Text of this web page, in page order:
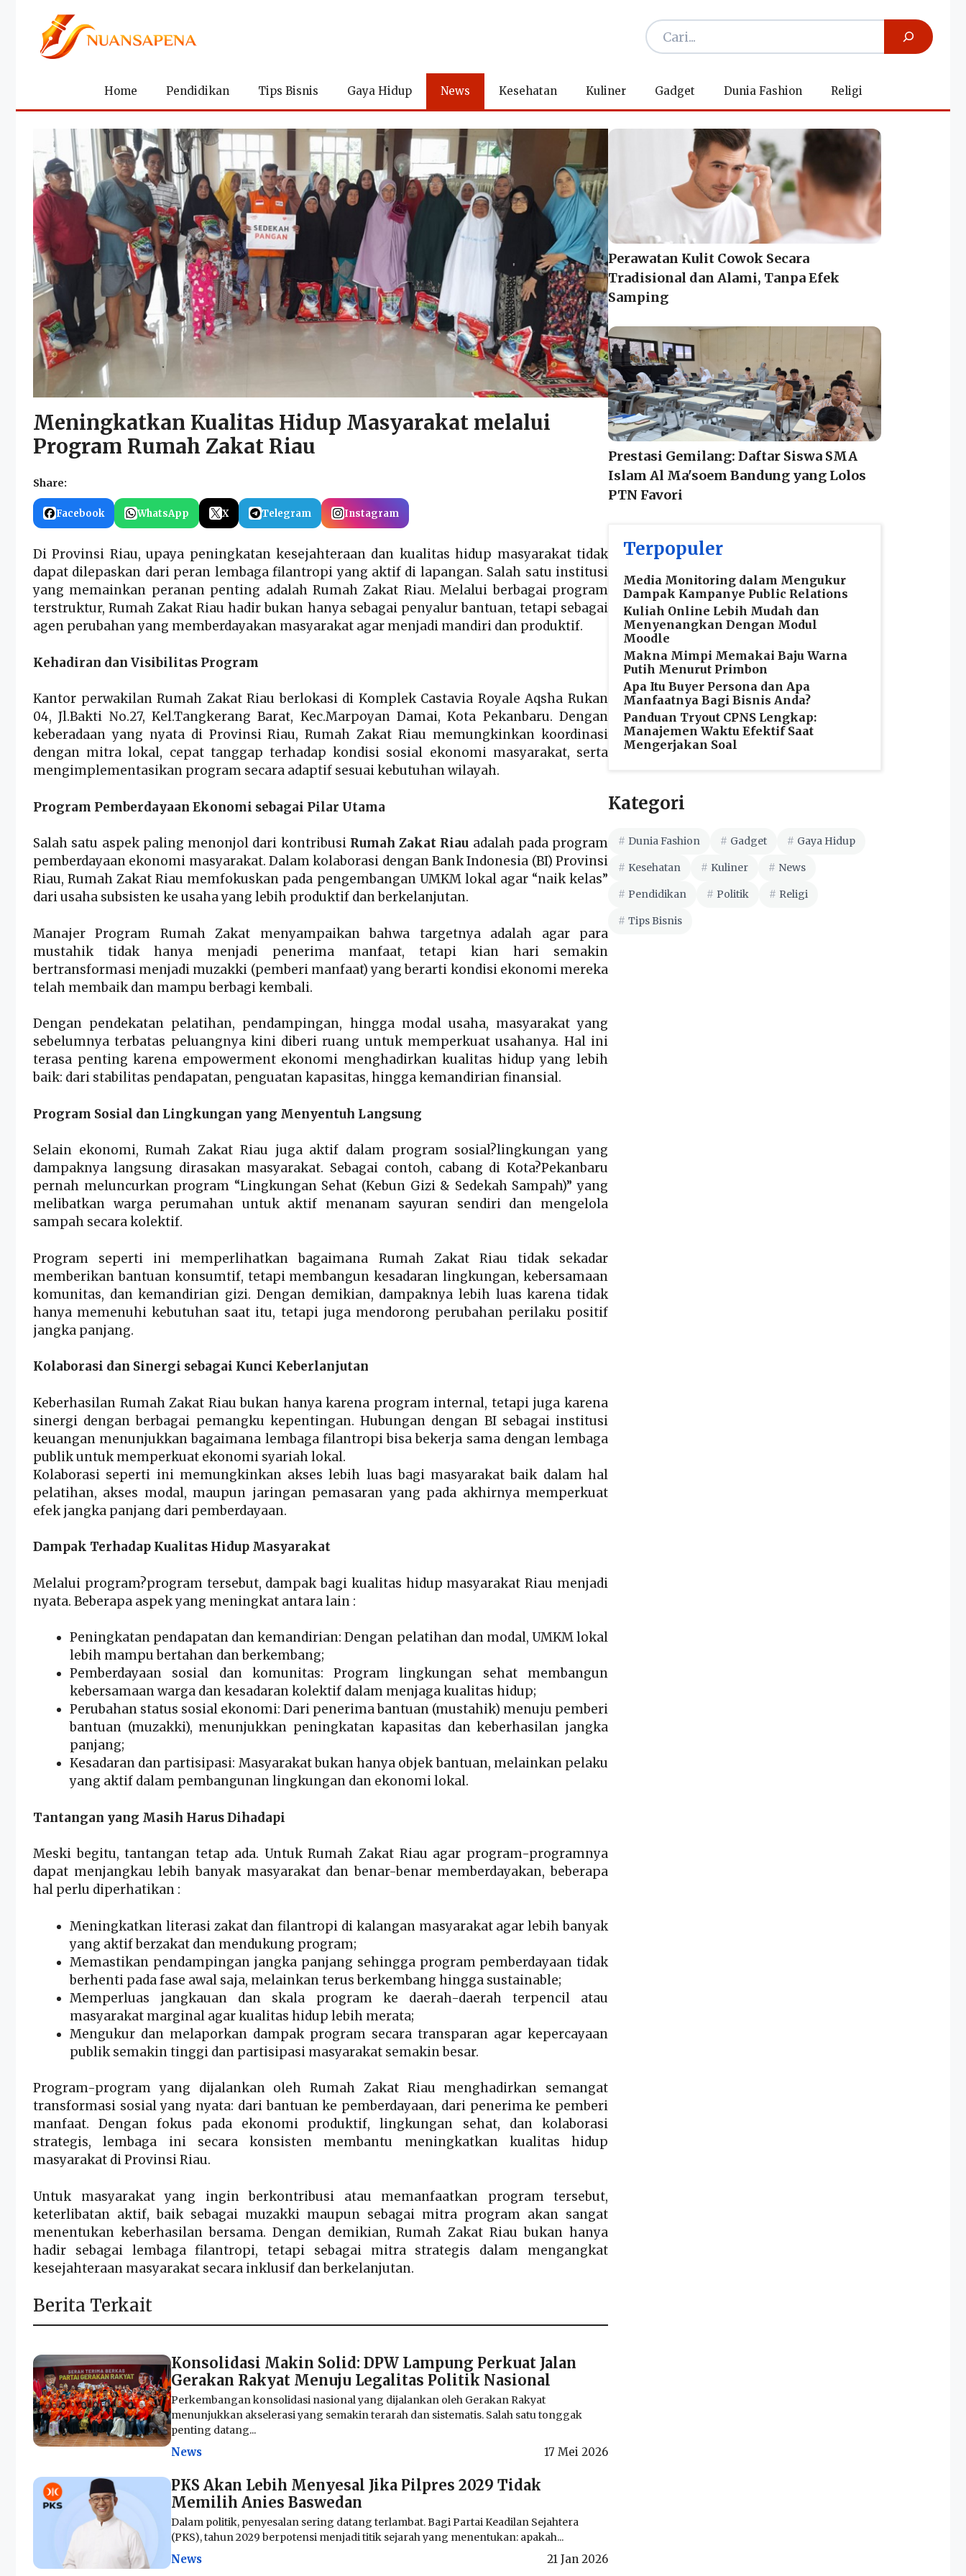
Home Pendidikan Tips Bisnis Gaya Hidup News Kesehatan Kuliner Gadget Dunia Fashion Religi
Meningkatkan Kualitas Hidup Masyarakat melalui
Program Rumah Zakat Riau
Share:
Facebook WhatsApp X Telegram Instagram
Di Provinsi Riau, upaya peningkatan kesejahteraan dan kualitas hidup masyarakat tidak
dapat dilepaskan dari peran lembaga filantropi yang aktif di lapangan. Salah satu institusi
yang memainkan peranan penting adalah Rumah Zakat Riau. Melalui berbagai program
terstruktur, Rumah Zakat Riau hadir bukan hanya sebagai penyalur bantuan, tetapi sebagai
agen perubahan yang memberdayakan masyarakat agar menjadi mandiri dan produktif.
Kehadiran dan Visibilitas Program
Kantor perwakilan Rumah Zakat Riau berlokasi di Komplek Castavia Royale Aqsha Rukan
04, Jl.Bakti No.27, Kel.Tangkerang Barat, Kec.Marpoyan Damai, Kota Pekanbaru. Dengan
keberadaan yang nyata di Provinsi Riau, Rumah Zakat Riau memungkinkan koordinasi
dengan mitra lokal, cepat tanggap terhadap kondisi sosial ekonomi masyarakat, serta
mengimplementasikan program secara adaptif sesuai kebutuhan wilayah.
Program Pemberdayaan Ekonomi sebagai Pilar Utama
Salah satu aspek paling menonjol dari kontribusi Rumah Zakat Riau adalah pada program
pemberdayaan ekonomi masyarakat. Dalam kolaborasi dengan Bank Indonesia (BI) Provinsi
Riau, Rumah Zakat Riau memfokuskan pada pengembangan UMKM lokal agar “naik kelas”
dari usaha subsisten ke usaha yang lebih produktif dan berkelanjutan.
Manajer Program Rumah Zakat menyampaikan bahwa targetnya adalah agar para
mustahik tidak hanya menjadi penerima manfaat, tetapi kian hari semakin
bertransformasi menjadi muzakki (pemberi manfaat) yang berarti kondisi ekonomi mereka
telah membaik dan mampu berbagi kembali.
Dengan pendekatan pelatihan, pendampingan, hingga modal usaha, masyarakat yang
sebelumnya terbatas peluangnya kini diberi ruang untuk memperkuat usahanya. Hal ini
terasa penting karena empowerment ekonomi menghadirkan kualitas hidup yang lebih
baik: dari stabilitas pendapatan, penguatan kapasitas, hingga kemandirian finansial.
Program Sosial dan Lingkungan yang Menyentuh Langsung
Selain ekonomi, Rumah Zakat Riau juga aktif dalam program sosial?lingkungan yang
dampaknya langsung dirasakan masyarakat. Sebagai contoh, cabang di Kota?Pekanbaru
pernah meluncurkan program “Lingkungan Sehat (Kebun Gizi & Sedekah Sampah)” yang
melibatkan warga perumahan untuk aktif menanam sayuran sendiri dan mengelola
sampah secara kolektif.
Program seperti ini memperlihatkan bagaimana Rumah Zakat Riau tidak sekadar
memberikan bantuan konsumtif, tetapi membangun kesadaran lingkungan, kebersamaan
komunitas, dan kemandirian gizi. Dengan demikian, dampaknya lebih luas karena tidak
hanya memenuhi kebutuhan saat itu, tetapi juga mendorong perubahan perilaku positif
jangka panjang.
Kolaborasi dan Sinergi sebagai Kunci Keberlanjutan
Keberhasilan Rumah Zakat Riau bukan hanya karena program internal, tetapi juga karena
sinergi dengan berbagai pemangku kepentingan. Hubungan dengan BI sebagai institusi
keuangan menunjukkan bagaimana lembaga filantropi bisa bekerja sama dengan lembaga
publik untuk memperkuat ekonomi syariah lokal.
Kolaborasi seperti ini memungkinkan akses lebih luas bagi masyarakat baik dalam hal
pelatihan, akses modal, maupun jaringan pemasaran yang pada akhirnya memperkuat
efek jangka panjang dari pemberdayaan.
Dampak Terhadap Kualitas Hidup Masyarakat
Melalui program?program tersebut, dampak bagi kualitas hidup masyarakat Riau menjadi
nyata. Beberapa aspek yang meningkat antara lain :
Peningkatan pendapatan dan kemandirian: Dengan pelatihan dan modal, UMKM lokal
lebih mampu bertahan dan berkembang;
Pemberdayaan sosial dan komunitas: Program lingkungan sehat membangun
kebersamaan warga dan kesadaran kolektif dalam menjaga kualitas hidup;
Perubahan status sosial ekonomi: Dari penerima bantuan (mustahik) menuju pemberi
bantuan (muzakki), menunjukkan peningkatan kapasitas dan keberhasilan jangka
panjang;
Kesadaran dan partisipasi: Masyarakat bukan hanya objek bantuan, melainkan pelaku
yang aktif dalam pembangunan lingkungan dan ekonomi lokal.
Tantangan yang Masih Harus Dihadapi
Meski begitu, tantangan tetap ada. Untuk Rumah Zakat Riau agar program-programnya
dapat menjangkau lebih banyak masyarakat dan benar-benar memberdayakan, beberapa
hal perlu diperhatikan :
Meningkatkan literasi zakat dan filantropi di kalangan masyarakat agar lebih banyak
yang aktif berzakat dan mendukung program;
Memastikan pendampingan jangka panjang sehingga program pemberdayaan tidak
berhenti pada fase awal saja, melainkan terus berkembang hingga sustainable;
Memperluas jangkauan dan skala program ke daerah-daerah terpencil atau
masyarakat marginal agar kualitas hidup lebih merata;
Mengukur dan melaporkan dampak program secara transparan agar kepercayaan
publik semakin tinggi dan partisipasi masyarakat semakin besar.
Program-program yang dijalankan oleh Rumah Zakat Riau menghadirkan semangat
transformasi sosial yang nyata: dari bantuan ke pemberdayaan, dari penerima ke pemberi
manfaat. Dengan fokus pada ekonomi produktif, lingkungan sehat, dan kolaborasi
strategis, lembaga ini secara konsisten membantu meningkatkan kualitas hidup
masyarakat di Provinsi Riau.
Untuk masyarakat yang ingin berkontribusi atau memanfaatkan program tersebut,
keterlibatan aktif, baik sebagai muzakki maupun sebagai mitra program akan sangat
menentukan keberhasilan bersama. Dengan demikian, Rumah Zakat Riau bukan hanya
hadir sebagai lembaga filantropi, tetapi sebagai mitra strategis dalam mengangkat
kesejahteraan masyarakat secara inklusif dan berkelanjutan.
Berita Terkait
Konsolidasi Makin Solid: DPW Lampung Perkuat Jalan
Gerakan Rakyat Menuju Legalitas Politik Nasional
Perkembangan konsolidasi nasional yang dijalankan oleh Gerakan Rakyat
menunjukkan akselerasi yang semakin terarah dan sistematis. Salah satu tonggak
penting datang...
News 17 Mei 2026
PKS Akan Lebih Menyesal Jika Pilpres 2029 Tidak
Memilih Anies Baswedan
Dalam politik, penyesalan sering datang terlambat. Bagi Partai Keadilan Sejahtera
(PKS), tahun 2029 berpotensi menjadi titik sejarah yang menentukan: apakah...
News 21 Jan 2026
Perawatan Kulit Cowok Secara
Tradisional dan Alami, Tanpa Efek
Samping
Prestasi Gemilang: Daftar Siswa SMA
Islam Al Ma'soem Bandung yang Lolos
PTN Favori
Terpopuler
Media Monitoring dalam Mengukur
Dampak Kampanye Public Relations
Kuliah Online Lebih Mudah dan
Menyenangkan Dengan Modul
Moodle
Makna Mimpi Memakai Baju Warna
Putih Menurut Primbon
Apa Itu Buyer Persona dan Apa
Manfaatnya Bagi Bisnis Anda?
Panduan Tryout CPNS Lengkap:
Manajemen Waktu Efektif Saat
Mengerjakan Soal
Kategori
Dunia Fashion Gadget Gaya Hidup
Kesehatan Kuliner News
Pendidikan Politik Religi
Tips Bisnis